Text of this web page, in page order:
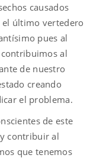
causados
el último vertedero
pues al
al
de nuestro
creando
el problema.
de este
contribuir al
que tenemos